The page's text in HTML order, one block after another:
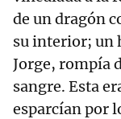
de un dragón
su interior; un
Jorge, rompía
sangre. Esta
esparcían por